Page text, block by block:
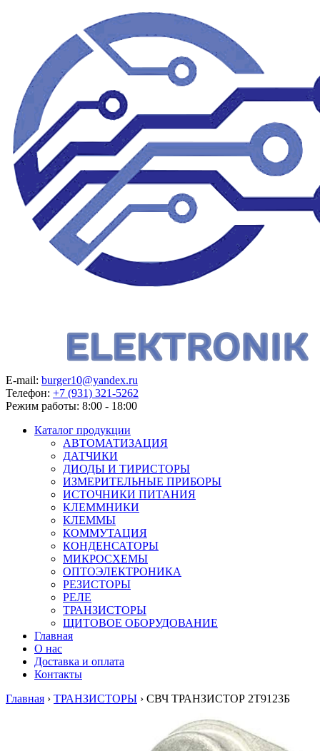
E-mail: burger10@yandex.ru
Телефон: +7 (931) 321-5262
Режим работы: 8:00 - 18:00
Каталог продукции
АВТОМАТИЗАЦИЯ
ДАТЧИКИ
ДИОДЫ И ТИРИСТОРЫ
ИЗМЕРИТЕЛЬНЫЕ ПРИБОРЫ
ИСТОЧНИКИ ПИТАНИЯ
КЛЕММНИКИ
КЛЕММЫ
КОММУТАЦИЯ
КОНДЕНСАТОРЫ
МИКРОСХЕМЫ
ОПТОЭЛЕКТРОНИКА
РЕЗИСТОРЫ
РЕЛЕ
ТРАНЗИСТОРЫ
ЩИТОВОЕ ОБОРУДОВАНИЕ
Главная
О нас
Доставка и оплата
Контакты
Главная › ТРАНЗИСТОРЫ › СВЧ ТРАНЗИСТОР 2Т9123Б